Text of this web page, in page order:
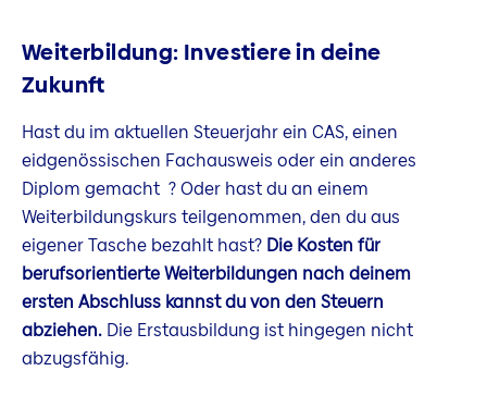
Weiterbildung: Investiere in deine
Zukunft
Hast du im aktuellen Steuerjahr ein CAS, einen
eidgenössischen Fachausweis oder ein anderes
Diplom gemacht ? Oder hast du an einem
Weiterbildungskurs teilgenommen, den du aus
eigener Tasche bezahlt hast? Die Kosten für
berufsorientierte Weiterbildungen nach deinem
ersten Abschluss kannst du von den Steuern
abziehen. Die Erstausbildung ist hingegen nicht
abzugsfähig.